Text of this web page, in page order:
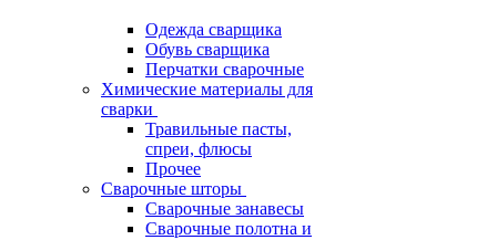
Одежда сварщика
Обувь сварщика
Перчатки сварочные
Химические материалы для
сварки
Травильные пасты,
спреи, флюсы
Прочее
Сварочные шторы
Сварочные занавесы
Сварочные полотна и